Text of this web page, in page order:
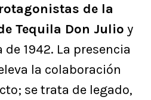
de la
Tequila Don Julio y
1942. La presencia
la colaboración
se trata de legado,